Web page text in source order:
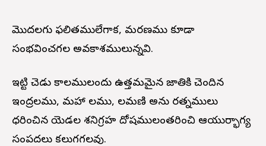
మొదలగు ఫలితములేగాక, మరణము కూడా
సంభవించగల అవకాశములున్నవి.
ఇట్టి చెడు కాలములందు ఉత్తమమైన జాతికి చెందిన
ఇంద్రనీలము, మహా నీలము, నీలమణి అను రత్నములు
ధరించిన యెడల శనిగ్రహ దోషములంతరించి ఆయుర్భాగ్య
సంపదలు కలుగగలవు.